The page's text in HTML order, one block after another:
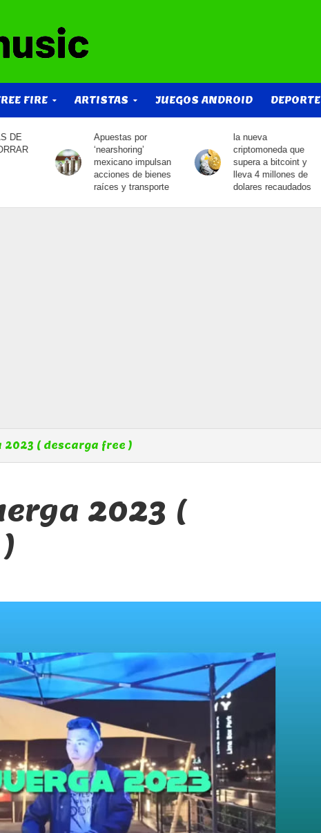
FIRE ARTISTAS JUEGOS ANDROID DEPORTE
la nueva
criptomoneda que
supera a bitcoint y
lleva 4 millones de
dolares recaudados
Mega pack de
texturas visibles para
free fire actualizado
2023
2023 ( descarga free )
2023 (